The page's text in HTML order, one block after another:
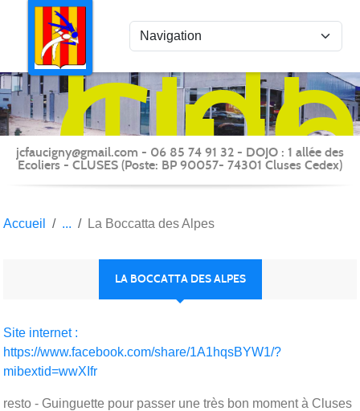
Judo
du
-
jcfaucigny@gmail.com - 06 85 74 91 32 - DOJO : 1 allée des
Ecoliers - CLUSES (Poste: BP 90057- 74301 Cluses Cedex)
Accueil La Boccatta des Alpes
LA BOCCATTA DES ALPES
Site internet :
https://www.facebook.com/share/1A1hqsBYW1/?
mibextid=wwXIfr
resto - Guinguette pour passer une très bon moment à Cluses
Panneau de gestion des cookies